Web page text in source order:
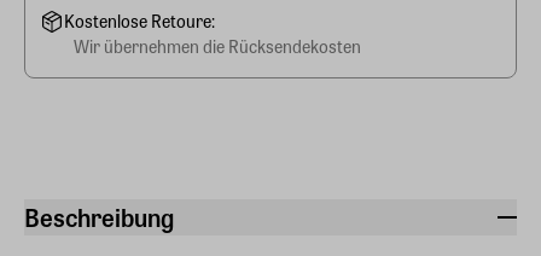
Beschreibung
Kostenlose Retoure:
Wir übernehmen die Rücksendekosten